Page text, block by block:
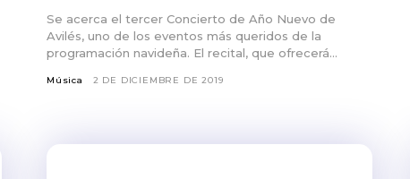
Se acerca el tercer Concierto de Año Nuevo de
Avilés, uno de los eventos más queridos de la
programación navideña. El recital, que ofrecerá...
Música 2 DE DICIEMBRE DE 2019